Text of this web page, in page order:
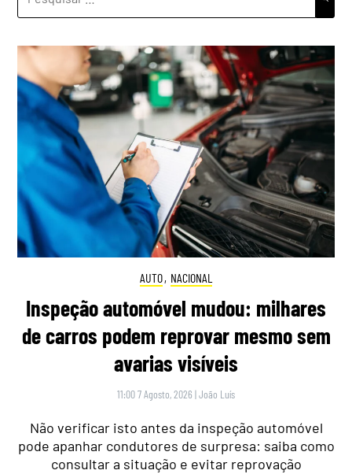
POR:
AUTO, NACIONAL
Inspeção automóvel mudou: milhares
de carros podem reprovar mesmo sem
avarias visíveis
11:00 7 Agosto, 2026 |João Luís
Não verificar isto antes da inspeção automóvel
pode apanhar condutores de surpresa: saiba como
consultar a situação e evitar reprovação